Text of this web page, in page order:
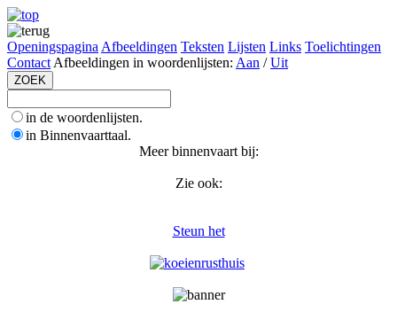
Openingspagina Afbeeldingen Teksten Lijsten Links Toelichtingen
Contact Afbeeldingen in woordenlijsten: Aan /Uit
in de woordenlijsten.
in Binnenvaarttaal.
Meer binnenvaart bij:
Zie ook:
Steun het